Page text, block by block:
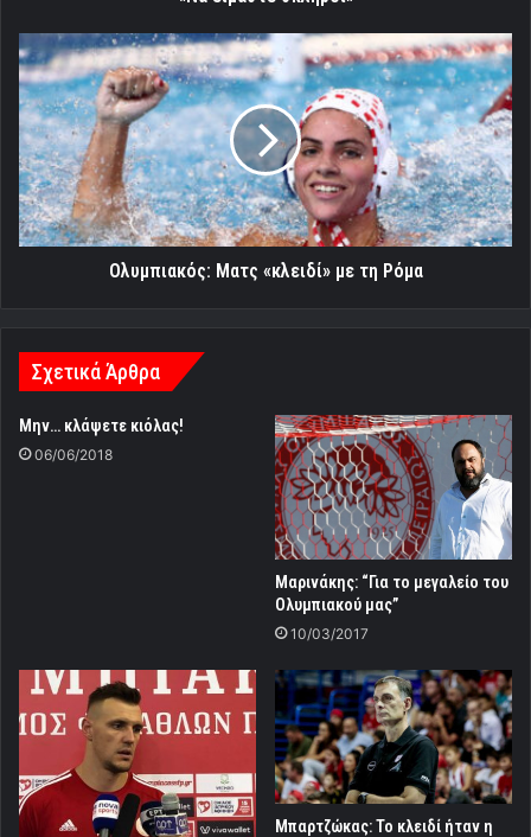
Ολυμπιακός:
Ματς
«κλειδί»
με
τη
Ρόμα
Ολυμπιακός: Ματς «κλειδί» με τη Ρόμα
Σχετικά Άρθρα
Μην… κλάψετε κιόλας!
06/06/2018
Μαρινάκης: “Για το μεγαλείο του
Ολυμπιακού μας”
10/03/2017
Μπαρτζώκας: Το κλειδί ήταν η